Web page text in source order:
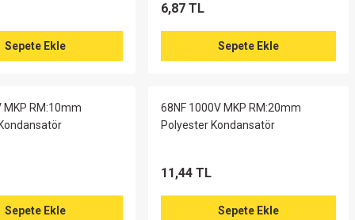
2200UF 100V Vidalı Kondansatör 85 Derece 35X80
Sepete Ekle
6,87 TL
Sepete Ekle
MKP RM:10mm
Sepete Ekle
68NF 1000V MKP RM:20mm
Polyester Kondansatör
11,44 TL
Sepete Ekle